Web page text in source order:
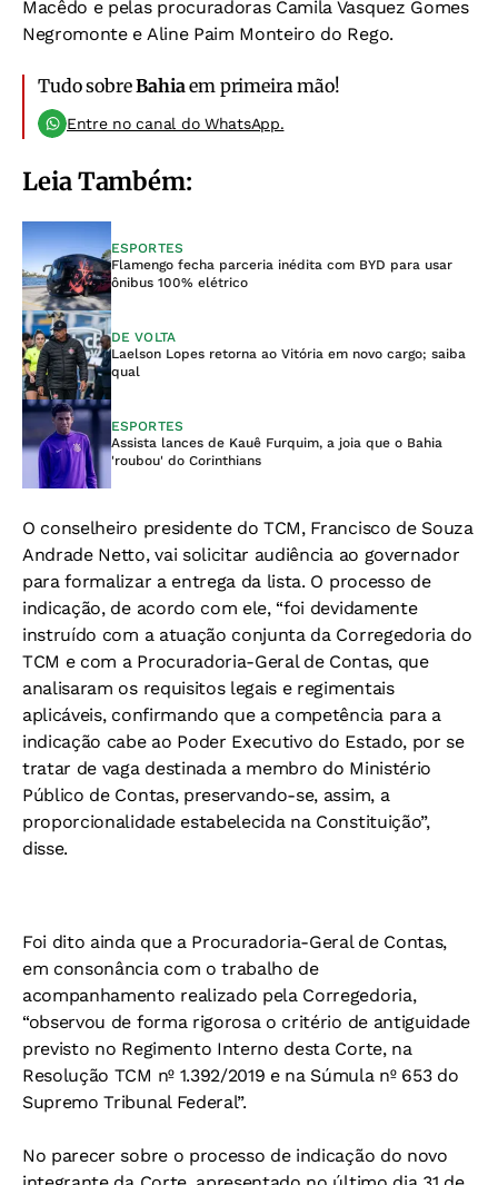
Macêdo e pelas procuradoras Camila Vasquez Gomes
Negromonte e Aline Paim Monteiro do Rego.
Tudo sobreBahiaem primeira mão!
Entre no canal do WhatsApp.
Leia Também:
ESPORTES
Flamengo fecha parceria inédita com BYD para usar
ônibus 100% elétrico
DE VOLTA
Laelson Lopes retorna ao Vitória em novo cargo; saiba
qual
ESPORTES
Assista lances de Kauê Furquim, a joia que o Bahia
'roubou' do Corinthians
O conselheiro presidente do TCM, Francisco de Souza
Andrade Netto, vai solicitar audiência ao governador
para formalizar a entrega da lista. O processo de
indicação, de acordo com ele, “foi devidamente
instruído com a atuação conjunta da Corregedoria do
TCM e com a Procuradoria-Geral de Contas, que
analisaram os requisitos legais e regimentais
aplicáveis, confirmando que a competência para a
indicação cabe ao Poder Executivo do Estado, por se
tratar de vaga destinada a membro do Ministério
Público de Contas, preservando-se, assim, a
proporcionalidade estabelecida na Constituição”,
disse.
Foi dito ainda que a Procuradoria-Geral de Contas,
em consonância com o trabalho de
acompanhamento realizado pela Corregedoria,
“observou de forma rigorosa o critério de antiguidade
previsto no Regimento Interno desta Corte, na
Resolução TCM nº 1.392/2019 e na Súmula nº 653 do
Supremo Tribunal Federal”.
No parecer sobre o processo de indicação do novo